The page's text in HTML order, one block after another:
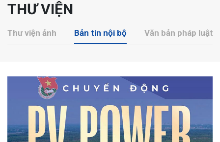
THƯ VIỆN
Thư viện ảnh Bản tin nội bộ Văn bản pháp luật